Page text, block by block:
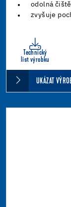
odolná
zvyšuje
Technický
list výrobku
UKÁZAT